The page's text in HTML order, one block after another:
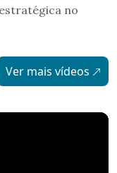
no
Ver mais vídeos